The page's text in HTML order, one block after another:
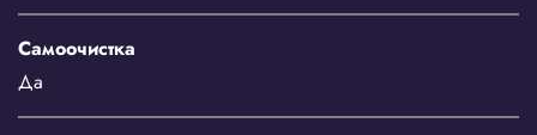
Самоочистка
Да